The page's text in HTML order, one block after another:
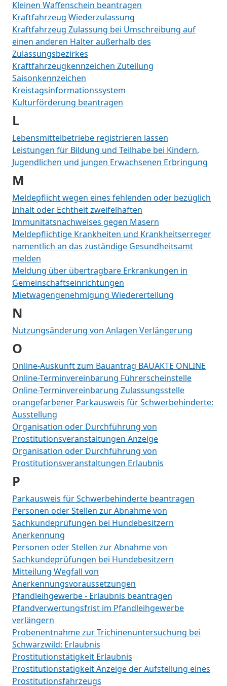
Kleinen Waffenschein beantragen
Kraftfahrzeug Wiederzulassung
Kraftfahrzeug Zulassung bei Umschreibung auf
einen anderen Halter außerhalb des
Zulassungsbezirkes
Kraftfahrzeugkennzeichen Zuteilung
Saisonkennzeichen
Kreistagsinformationssystem
Kulturförderung beantragen
L
Lebensmittelbetriebe registrieren lassen
Leistungen für Bildung und Teilhabe bei Kindern,
Jugendlichen und jungen Erwachsenen Erbringung
M
Meldepflicht wegen eines fehlenden oder bezüglich
Inhalt oder Echtheit zweifelhaften
Immunitätsnachweises gegen Masern
Meldepflichtige Krankheiten und Krankheitserreger
namentlich an das zuständige Gesundheitsamt
melden
Meldung über übertragbare Erkrankungen in
Gemeinschaftseinrichtungen
Mietwagengenehmigung Wiedererteilung
N
Nutzungsänderung von Anlagen Verlängerung
O
Online-Auskunft zum Bauantrag BAUAKTE ONLINE
Online-Terminvereinbarung Führerscheinstelle
Online-Terminvereinbarung Zulassungsstelle
orangefarbener Parkausweis für Schwerbehinderte:
Ausstellung
Organisation oder Durchführung von
Prostitutionsveranstaltungen Anzeige
Organisation oder Durchführung von
Prostitutionsveranstaltungen Erlaubnis
P
Parkausweis für Schwerbehinderte beantragen
Personen oder Stellen zur Abnahme von
Sachkundeprüfungen bei Hundebesitzern
Anerkennung
Personen oder Stellen zur Abnahme von
Sachkundeprüfungen bei Hundebesitzern
Mitteilung Wegfall von
Anerkennungsvoraussetzungen
Pfandleihgewerbe - Erlaubnis beantragen
Pfandverwertungsfrist im Pfandleihgewerbe
verlängern
Probenentnahme zur Trichinenuntersuchung bei
Schwarzwild: Erlaubnis
Prostitutionstätigkeit Erlaubnis
Prostitutionstätigkeit Anzeige der Aufstellung eines
Prostitutionsfahrzeugs